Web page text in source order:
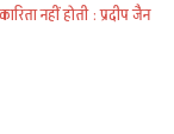
नहीं होती : प्रदीप जैन